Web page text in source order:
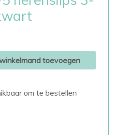
toevoegen
om te bestellen